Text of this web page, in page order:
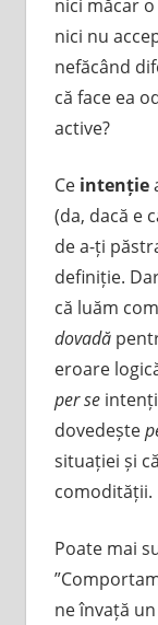
nici măcar
nici nu
nefăcând
că face ea
active?
Ce intenție
(da, dacă e
de a-ți
definiție.
că luăm
dovadă
eroare
per se
dovedește
situației și
comodității.
Poate mai
ne învață